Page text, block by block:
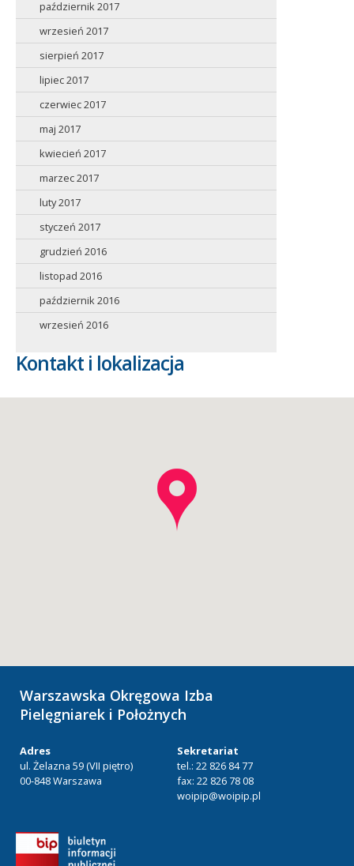
październik 2017
wrzesień 2017
sierpień 2017
lipiec 2017
czerwiec 2017
maj 2017
kwiecień 2017
marzec 2017
luty 2017
styczeń 2017
grudzień 2016
listopad 2016
październik 2016
wrzesień 2016
Kontakt i lokalizacja
Warszawska Okręgowa Izba
Pielęgniarek i Położnych
Adres
ul. Żelazna 59 (VII piętro)
00-848 Warszawa
Sekretariat
tel.: 22 826 84 77
fax: 22 826 78 08
woipip@woipip.pl